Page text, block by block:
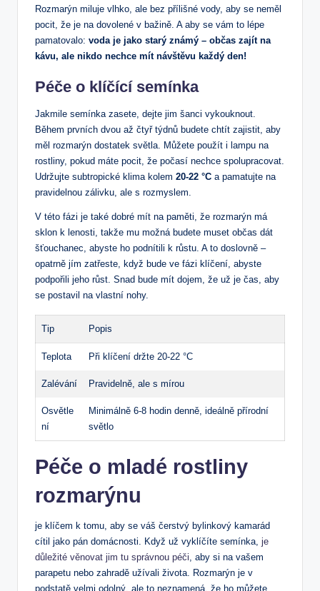
Rozmarýn miluje vlhko, ale bez přílišné vody, aby se neměl
pocit, že je na dovolené v bažině. A aby se vám to lépe
pamatovalo: voda je jako starý známý – občas zajít na
kávu, ale nikdo nechce mít návštěvu každý den!
Péče o klíčící semínka
Jakmile semínka zasete, dejte jim šanci vykouknout.
Během prvních dvou až čtyř týdnů budete chtít zajistit, aby
měl rozmarýn dostatek světla. Můžete použít i lampu na
rostliny, pokud máte pocit, že počasí nechce spolupracovat.
Udržujte subtropické klima kolem 20-22 °C a pamatujte na
pravidelnou zálivku, ale s rozmyslem.
V této fázi je také dobré mít na paměti, že rozmarýn má
sklon k lenosti, takže mu možná budete muset občas dát
šťouchanec, abyste ho podnítili k růstu. A to doslovně –
opatrně jím zatřeste, když bude ve fázi klíčení, abyste
podpořili jeho růst. Snad bude mít dojem, že už je čas, aby
se postavil na vlastní nohy.
Tip Popis
Teplota Při klíčení držte 20-22 °C
Zalévání Pravidelně, ale s mírou
Osvětle
ní
Minimálně 6-8 hodin denně, ideálně přírodní
světlo
Péče o mladé rostliny
rozmarýnu
je klíčem k tomu, aby se váš čerstvý bylinkový kamarád
cítil jako pán domácnosti. Když už vyklíčíte semínka, je
důležité věnovat jim tu správnou péči , aby si na vašem
parapetu nebo zahradě užívali života. Rozmarýn je v
podstatě velmi odolný, ale to neznamená, že ho můžete